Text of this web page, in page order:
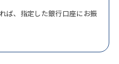
ば、指定した銀行口座にお振